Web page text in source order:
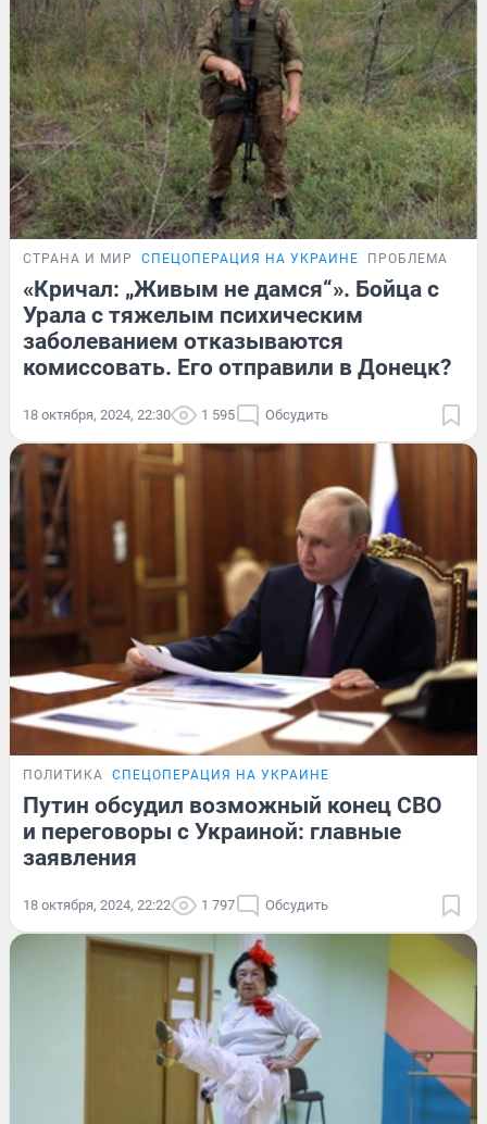
СТРАНА И МИР СПЕЦОПЕРАЦИЯ НА УКРАИНЕ ПРОБЛЕМА
«Кричал: „Живым не дамся“». Бойца с
Урала с тяжелым психическим
заболеванием отказываются
комиссовать. Его отправили в Донецк?
18 октября, 2024, 22:30 1 595 Обсудить
ПОЛИТИКА СПЕЦОПЕРАЦИЯ НА УКРАИНЕ
Путин обсудил возможный конец СВО
и переговоры с Украиной: главные
заявления
18 октября, 2024, 22:22 1 797 Обсудить